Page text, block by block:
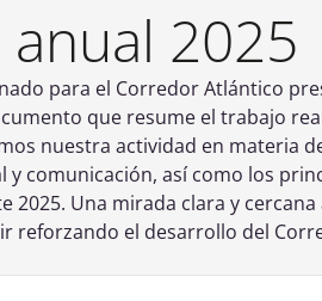
2025
para el Corredor Atlántico
que resume el trabajo
nuestra actividad en materia
y comunicación, así como los
2025. Una mirada clara y
reforzando el desarrollo del